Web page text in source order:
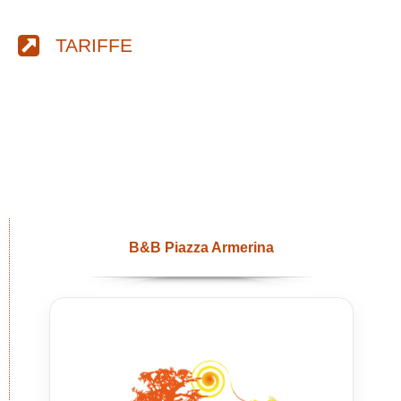
TARIFFE
B&B Piazza Armerina